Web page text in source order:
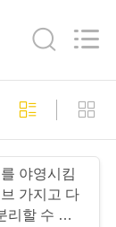
305
야영시킴
가지고 다
리할 수 있